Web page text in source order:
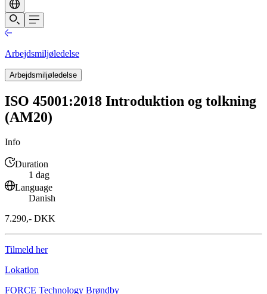
Arbejdsmiljøledelse
Arbejdsmiljøledelse
ISO 45001:2018 Introduktion og tolkning
(AM20)
Info
Duration
1 dag
Language
Danish
7.290,- DKK
Tilmeld her
Lokation
FORCE Technology Brøndby